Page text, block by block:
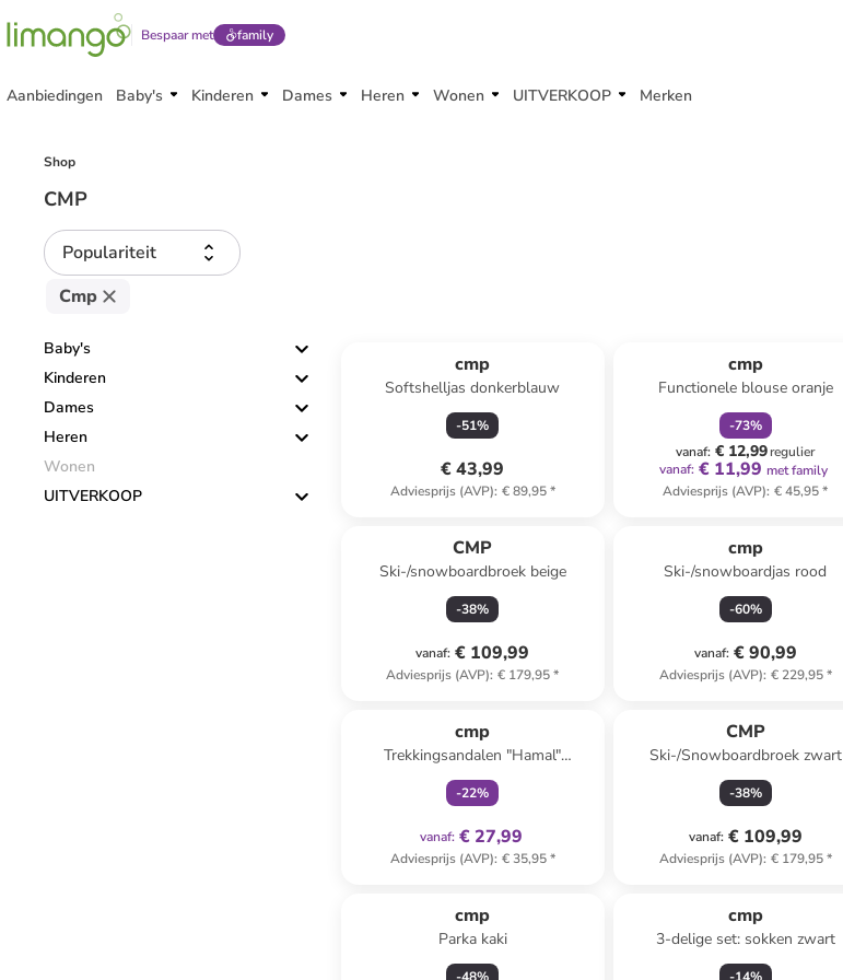
Bespaar met family
Aanbiedingen Baby's Kinderen Dames Heren Wonen UITVERKOOP Merken
Shop
CMP
Populariteit
Cmp
Baby's
Kinderen
Dames
Heren
Wonen
UITVERKOOP
cmp
Softshelljas donkerblauw
-51%
€ 43,99
Adviesprijs (AVP): € 89,95*
cmp
Functionele blouse oranje
-73%
vanaf: € 12,99regulier
vanaf: € 11,99 met family
Adviesprijs (AVP): € 45,95*
CMP
Ski-/snowboardbroek beige
-38%
vanaf: € 109,99
Adviesprijs (AVP): € 179,95*
cmp
Ski-/snowboardjas rood
-60%
vanaf: € 90,99
Adviesprijs (AVP): € 229,95*
cmp
Trekkingsandalen "Hamal"
lichtroze/zwart
-22%
vanaf: € 27,99
Adviesprijs (AVP): € 35,95*
CMP
Ski-/Snowboardbroek zwart
-38%
vanaf: € 109,99
Adviesprijs (AVP): € 179,95*
cmp
Parka kaki
cmp
3-delige set: sokken zwart